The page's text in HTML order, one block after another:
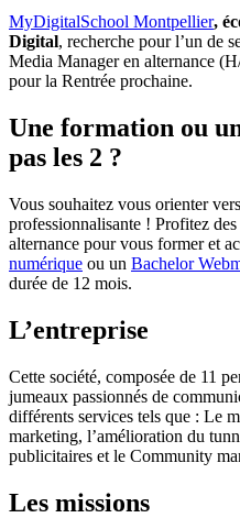
MyDigitalSchool Montpellier,
Digital, recherche pour l’un de
Media Manager en alternance
pour la Rentrée prochaine.
Une formation ou
pas les 2 ?
Vous souhaitez vous orienter
professionnalisante ! Profitez
alternance pour vous former et
numérique ou un Bachelor
durée de 12 mois.
L’entreprise
Cette société, composée de 11
jumeaux passionnés de
différents services tels que : Le
marketing, l’amélioration du
publicitaires et le Community
Les missions